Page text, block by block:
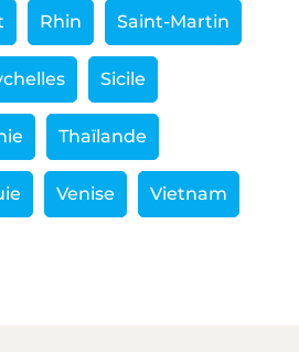
Rhin Saint-Martin
Sicile
Thaïlande
Venise Vietnam